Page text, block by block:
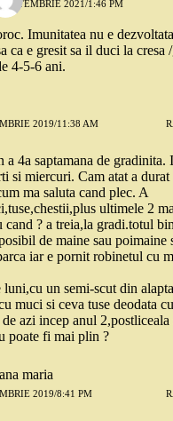
2021/1:46 PM
Imunitatea nu e
ca e gresit sa il duci la cresa
4-5-6 ani.
2019/11:38 AM
a 4a saptamana de gradinita.
si miercuri. Cam atat a durat
ma saluta cand plec. A
ultimele 2
cand ? a treia,la gradi.totul
de maine sau poimaine
iar e pornit robinetul cu
luni,cu un semi-scut din
muci si ceva tuse deodata
azi incep anul 2,postliceala
poate fi mai plin ?
maria
2019/8:41 PM